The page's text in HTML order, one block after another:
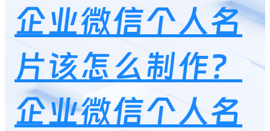
企业微信个人名
片该怎么制作？
企业微信个人名